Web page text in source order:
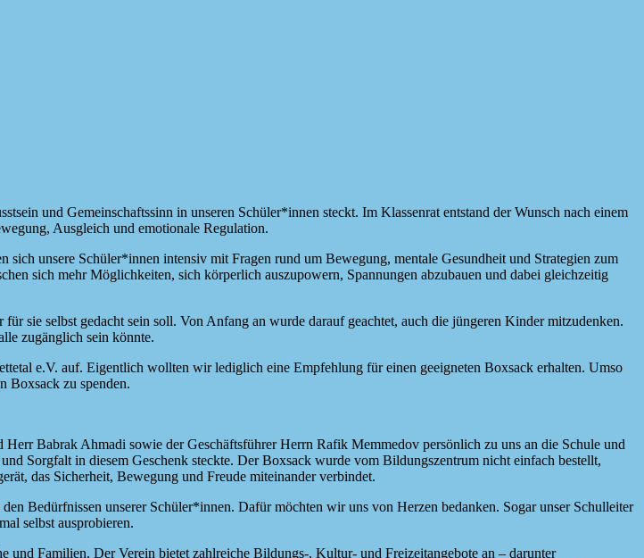
und Gemeinschaftssinn in unseren Schüler*innen steckt. Im Klassenrat entstand der Wunsch nach einem
Ausgleich und emotionale Regulation.
sich unsere Schüler*innen intensiv mit Fragen rund um Bewegung, mentale Gesundheit und Strategien zum
sich mehr Möglichkeiten, sich körperlich auszupowern, Spannungen abzubauen und dabei gleichzeitig
sie selbst gedacht sein soll. Von Anfang an wurde darauf geachtet, auch die jüngeren Kinder mitzudenken.
zugänglich sein könnte.
e.V. auf. Eigentlich wollten wir lediglich eine Empfehlung für einen geeigneten Boxsack erhalten. Umso
Boxsack zu spenden.
Babrak Ahmadi sowie der Geschäftsführer Herrn Rafik Memmedov persönlich zu uns an die Schule und
Sorgfalt in diesem Geschenk steckte. Der Boxsack wurde vom Bildungszentrum nicht einfach bestellt,
das Sicherheit, Bewegung und Freude miteinander verbindet.
Bedürfnissen unserer Schüler*innen. Dafür möchten wir uns von Herzen bedanken. Sogar unser Schulleiter
selbst ausprobieren.
und Familien. Der Verein bietet zahlreiche Bildungs-, Kultur- und Freizeitangebote an – darunter